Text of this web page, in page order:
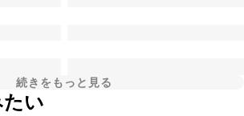
続きをもっと見る
い